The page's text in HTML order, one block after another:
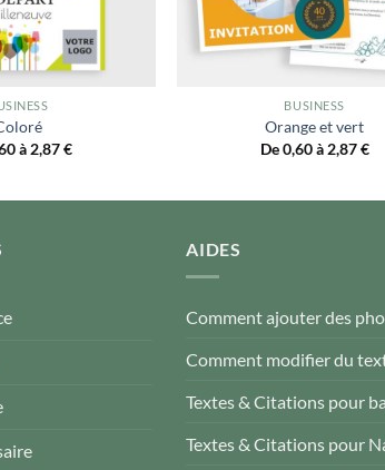
à 2,87€
BUSINESS
Orange et vert
De 0,60 à 2,87€
AIDES
Comment ajouter des
Comment modifier du
Textes & Citations pour
Textes & Citations pour